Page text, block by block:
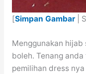
[Simpan Gambar|
Menggunakan
boleh. Tenang
pemilihan dress